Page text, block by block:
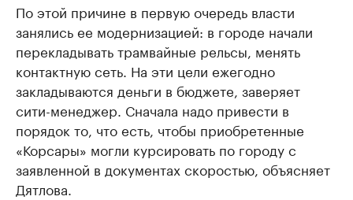
По этой причине в первую очередь власти
занялись ее модернизацией: в городе начали
перекладывать трамвайные рельсы, менять
контактную сеть. На эти цели ежегодно
закладываются деньги в бюджете, заверяет
сити-менеджер. Сначала надо привести в
порядок то, что есть, чтобы приобретенные
«Корсары» могли курсировать по городу с
заявленной в документах скоростью, объясняет
Дятлова.